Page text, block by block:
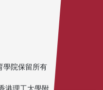
學院保留所有